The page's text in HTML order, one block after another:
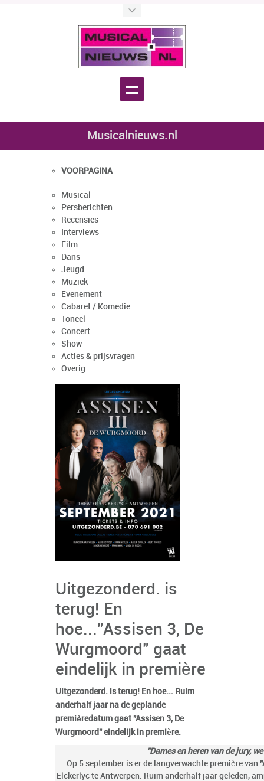
Musicalnieuws.nl
VOORPAGINA
Musical
Persberichten
Recensies
Interviews
Film
Dans
Jeugd
Muziek
Evenement
Cabaret / Komedie
Toneel
Concert
Show
Acties & prijsvragen
Overig
Uitgezonderd. is
terug! En
hoe..."Assisen 3, De
Wurgmoord" gaat
eindelijk in première
Uitgezonderd. is terug! En hoe... Ruim
anderhalf jaar na de geplande
premièredatum gaat "Assisen 3, De
Wurgmoord" eindelijk in première.
"Dames en heren van de jury,
Op 5 september is er de langverwachte première van
Elckerlyc te Antwerpen. Ruim anderhalf jaar geleden,